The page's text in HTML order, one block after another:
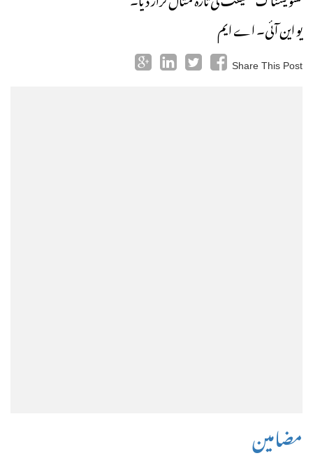
یو این آئی۔ اے ایم
Share This Post
مضامین